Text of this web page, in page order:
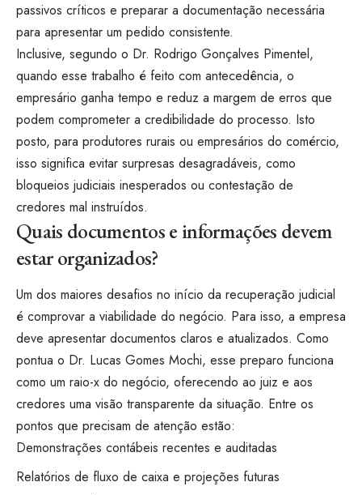
passivos críticos e preparar a documentação necessária
para apresentar um pedido consistente.
Inclusive, segundo o Dr. Rodrigo Gonçalves Pimentel,
quando esse trabalho é feito com antecedência, o
empresário ganha tempo e reduz a margem de erros que
podem comprometer a credibilidade do processo. Isto
posto, para produtores rurais ou empresários do comércio,
isso significa evitar surpresas desagradáveis, como
bloqueios judiciais inesperados ou contestação de
credores mal instruídos.
Quais documentos e informações devem
estar organizados?
Um dos maiores desafios no início da recuperação judicial
é comprovar a viabilidade do negócio. Para isso, a empresa
deve apresentar documentos claros e atualizados. Como
pontua o Dr. Lucas Gomes Mochi, esse preparo funciona
como um raio-x do negócio, oferecendo ao juiz e aos
credores uma visão transparente da situação. Entre os
pontos que precisam de atenção estão:
Demonstrações contábeis recentes e auditadas
Relatórios de fluxo de caixa e projeções futuras